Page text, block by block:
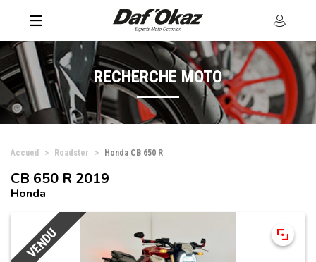
RECHERCHE MOTO
Accueil Roadster Honda CB 650 R
VENDU
CB 650 R 2019
Honda